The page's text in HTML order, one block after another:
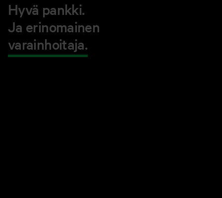
Hyvä pankki.
Ja erinomainen
varainhoitaja.